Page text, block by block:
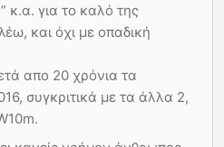
κ.α. για το καλό της
και όχι με οπαδική
απο 20 χρόνια τα
συγκριτικά με τα άλλα 2,